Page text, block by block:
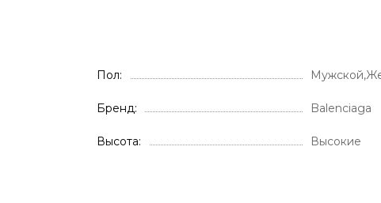
Пол
Бренд Balenciaga
Высота Высокие